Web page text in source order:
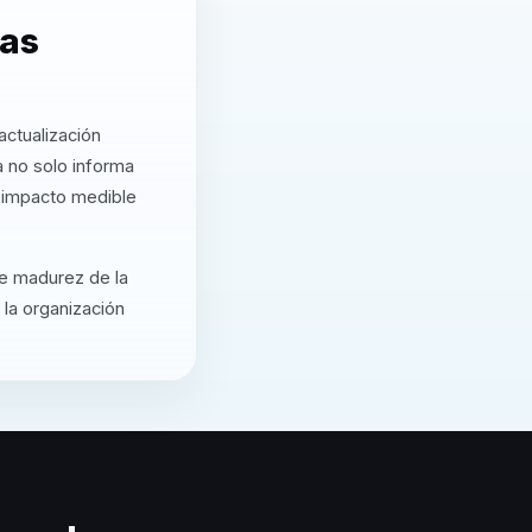
no solo informa
medible
madurez de la
organización